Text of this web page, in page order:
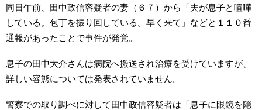
同日午前、田中政信容疑者の妻（６７）から「夫が息子と喧嘩
している。包丁を振り回している。早く来て」などと１１０番
通報があったことで事件が発覚。
息子の田中大介さんは病院へ搬送され治療を受けていますが、
詳しい容態については発表されていません。
警察での取り調べに対して田中政信容疑者は「息子に眼鏡を隠